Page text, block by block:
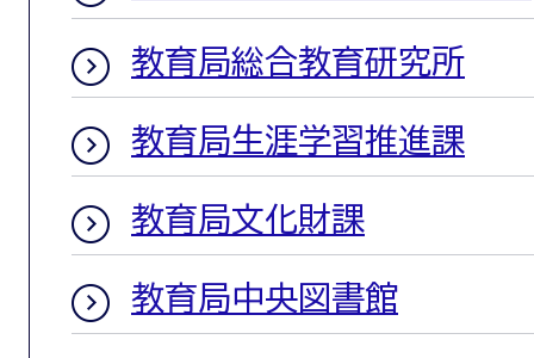
教育局総合教育研究所
教育局生涯学習推進課
教育局文化財課
教育局中央図書館